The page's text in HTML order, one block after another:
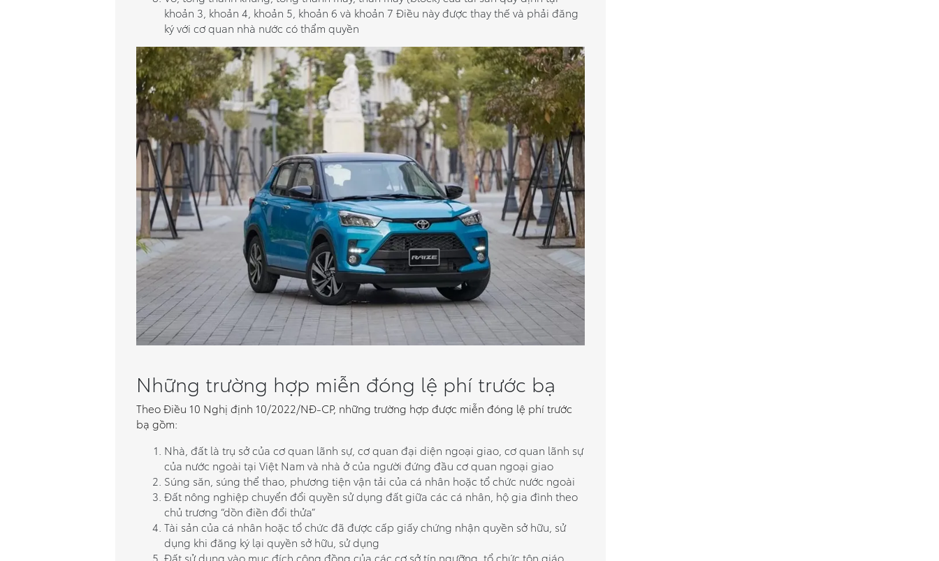
khoản 3, khoản 4, khoản 5, khoản 6 và khoản 7 Điều này được thay thế và phải đăng
ký với cơ quan nhà nước có thẩm quyền
Những trường hợp miễn đóng lệ phí trước bạ
Theo Điều 10 Nghị định 10/2022/NĐ-CP, những trường hợp được miễn đóng lệ phí trước
bạ gồm:
Nhà, đất là trụ sở của cơ quan lãnh sự, cơ quan đại diện ngoại giao, cơ quan lãnh sự
của nước ngoài tại Việt Nam và nhà ở của người đứng đầu cơ quan ngoại giao
Súng săn, súng thể thao, phương tiện vận tải của cá nhân hoặc tổ chức nước ngoài
Đất nông nghiệp chuyển đổi quyền sử dụng đất giữa các cá nhân, hộ gia đình theo
chủ trương “dồn điền đổi thửa”
Tài sản của cá nhân hoặc tổ chức đã được cấp giấy chứng nhận quyền sở hữu, sử
dụng khi đăng ký lại quyền sở hữu, sử dụng
Đất sử dụng vào mục đích cộng đồng của các cơ sở tín ngưỡng, tổ chức tôn giáo